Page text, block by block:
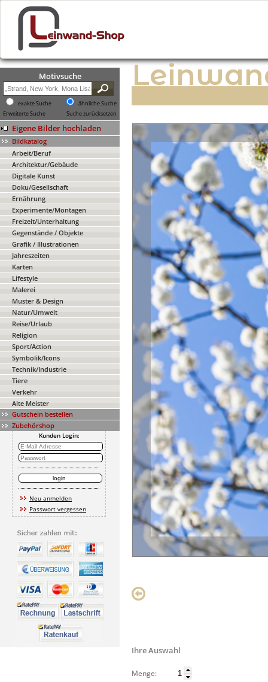
Motivsuche
exakte Suche
ähnliche Suche
Erweiterte Suche
Suche zurücksetzen
Eigene Bilder hochladen
Bildkatalog
Arbeit/Beruf
Architektur/Gebäude
Digitale Kunst
Doku/Gesellschaft
Ernährung
Experimente/Montagen
Freizeit/Unterhaltung
Gegenstände / Objekte
Grafik / Illustrationen
Jahreszeiten
Karten
Lifestyle
Malerei
Muster & Design
Natur/Umwelt
Reise/Urlaub
Religion
Sport/Action
Symbolik/Icons
Technik/Industrie
Tiere
Verkehr
Alte Meister
Gutschein bestellen
Zubehörshop
Kunden Login:
Neu anmelden
Passwort vergessen
Ihre Auswahl
Menge: